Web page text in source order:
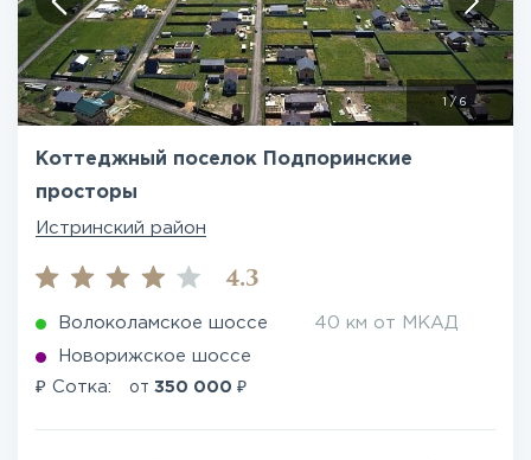
/ 6
Коттеджный поселок Подпоринские
просторы
Истринский район
4.3
Волоколамское шоссе 40 км от МКАД
Новорижское шоссе
₽ Сотка: от 350 000 ₽